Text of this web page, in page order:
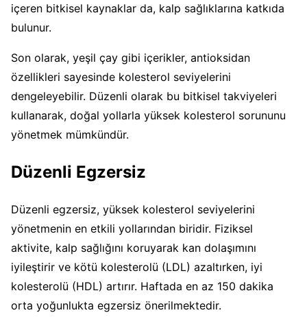
içeren bitkisel kaynaklar da, kalp sağlıklarına katkıda
bulunur.
Son olarak, yeşil çay gibi içerikler, antioksidan
özellikleri sayesinde kolesterol seviyelerini
dengeleyebilir. Düzenli olarak bu bitkisel takviyeleri
kullanarak, doğal yollarla yüksek kolesterol sorununu
yönetmek mümkündür.
Düzenli Egzersiz
Düzenli egzersiz, yüksek kolesterol seviyelerini
yönetmenin en etkili yollarından biridir. Fiziksel
aktivite, kalp sağlığını koruyarak kan dolaşımını
iyileştirir ve kötü kolesterolü (LDL) azaltırken, iyi
kolesterolü (HDL) artırır. Haftada en az 150 dakika
orta yoğunlukta egzersiz önerilmektedir.